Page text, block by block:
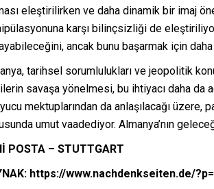
eleştirilirken ve daha dinamik bir imaj
karşı bilinçsizliği de
ancak bunu başarmak için
tarihsel sorumlulukları ve jeopolitik
savaşa yönelmesi, bu ihtiyacı daha da
mektuplarından da anlaşılacağı
umut vaadediyor. Almanya’nın
POSTA – STUTTGART
https://www.nachdenkseiten.de/